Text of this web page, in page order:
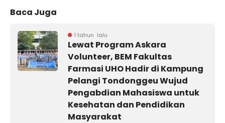
Baca Juga
1 tahun lalu
Lewat Program Askara
Volunteer, BEM Fakultas
Farmasi UHO Hadir di Kampung
Pelangi Tondonggeu Wujud
Pengabdian Mahasiswa untuk
Kesehatan dan Pendidikan
Masyarakat